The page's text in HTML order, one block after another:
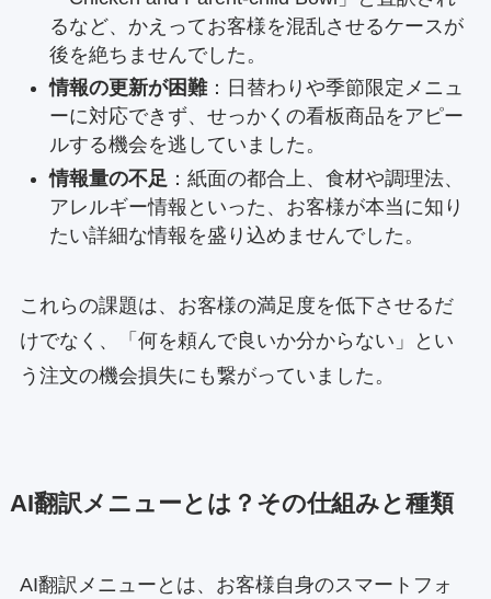
るなど、かえってお客様を混乱させるケースが
後を絶ちませんでした。
情報の更新が困難：日替わりや季節限定メニュ
ーに対応できず、せっかくの看板商品をアピー
ルする機会を逃していました。
情報量の不足 ：紙面の都合上、食材や調理法、
アレルギー情報といった、お客様が本当に知り
たい詳細な情報を盛り込めませんでした。
これらの課題は、お客様の満足度を低下させるだ
けでなく、「何を頼んで良いか分からない」とい
う注文の機会損失にも繋がっていました。
AI翻訳メニューとは？その仕組みと種類
AI翻訳メニューとは、お客様自身のスマートフォ